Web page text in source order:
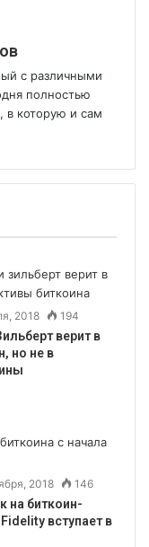
с различными
полностью
в которую и сам
2018 194
верит в
но не в
2018 146
на биткоин-
вступает в